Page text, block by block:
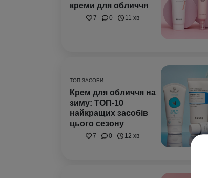
креми для обличчя
7 0 11 хв
ТОП ЗАСОБИ
Крем для обличчя на
зиму: ТОП-10
найкращих засобів
цього сезону
7 0 12 хв